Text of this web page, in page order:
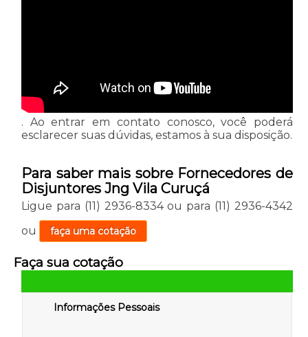
. Ao entrar em contato conosco, você poderá
esclarecer suas dúvidas, estamos à sua disposição.
Para saber mais sobre Fornecedores de
Disjuntores Jng Vila Curuçá
Ligue para (11) 2936-8334ou para (11) 2936-4342
ou
faça uma cotação
Faça sua cotação
Informações Pessoais